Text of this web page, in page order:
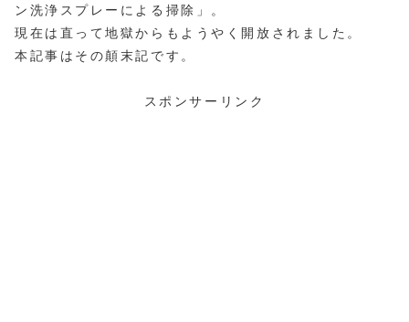
ン洗浄スプレーによる掃除」。
現在は直って地獄からもようやく開放されました。
本記事はその顛末記です。
スポンサーリンク